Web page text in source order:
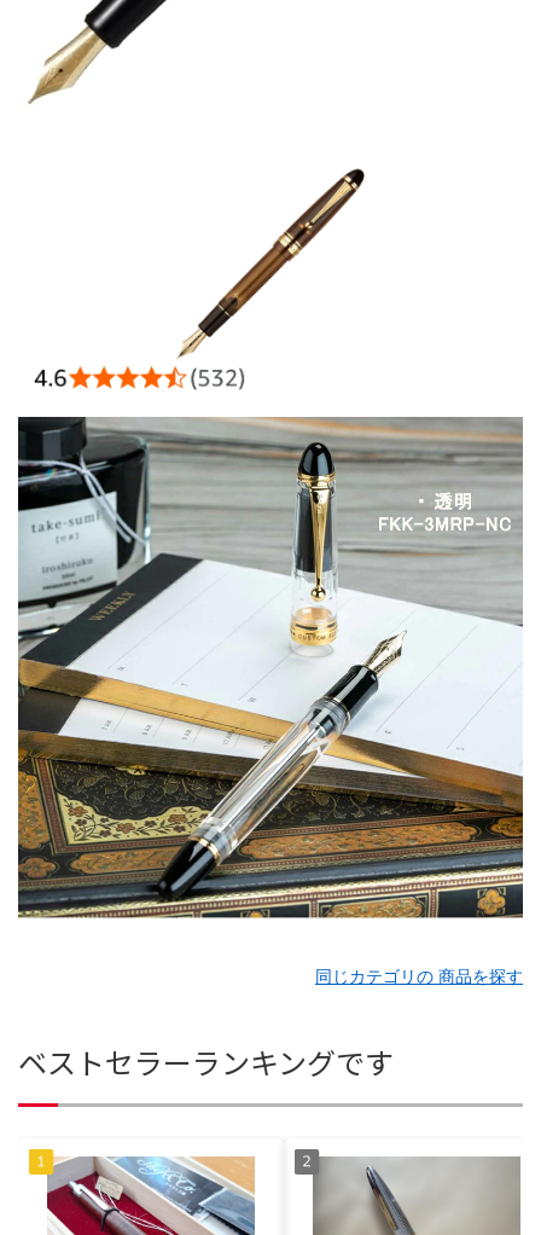
同じカテゴリの 商品を探す
ベストセラーランキングです